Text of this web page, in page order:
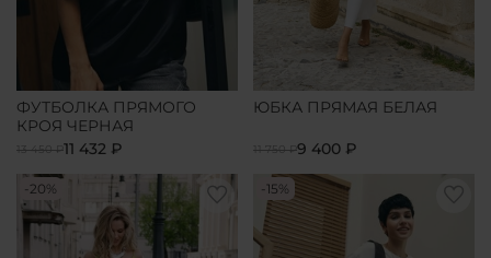
ФУТБОЛКА ПРЯМОГО
КРОЯ ЧЕРНАЯ
13 450 ₽11 432 ₽
ЮБКА ПРЯМАЯ БЕЛАЯ
11 750 ₽9 400 ₽
-20% -15%